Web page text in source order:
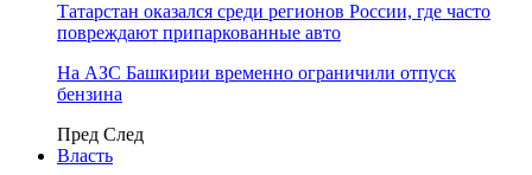
Татарстан оказался среди регионов России, где часто
повреждают припаркованные авто
На АЗС Башкирии временно ограничили отпуск
бензина
Пред След
Власть